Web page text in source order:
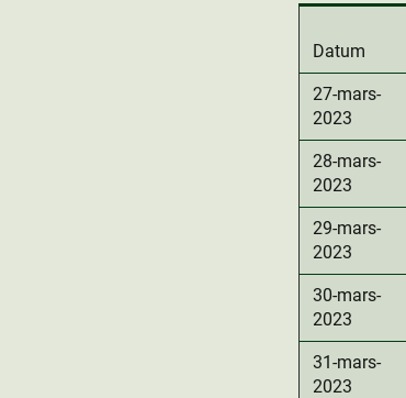
Datum
27-mars-
2023
28-mars-
2023
29-mars-
2023
30-mars-
2023
31-mars-
2023